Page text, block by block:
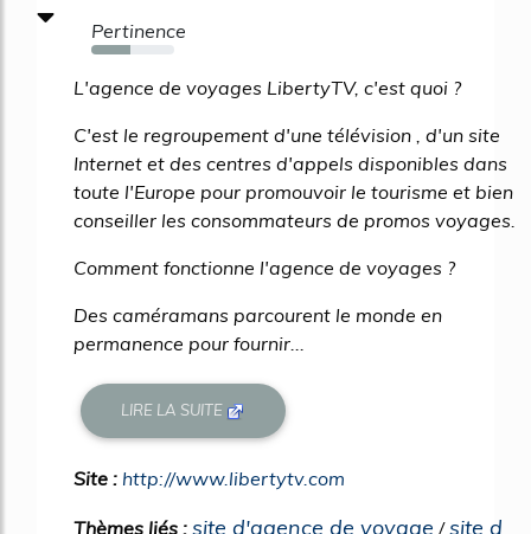
Pertinence
47%
L'agence de voyages LibertyTV, c'est quoi ?
C'est le regroupement d'une télévision , d'un site
Internet et des centres d'appels disponibles dans
toute l'Europe pour promouvoir le tourisme et bien
conseiller les consommateurs de promos voyages.
Comment fonctionne l'agence de voyages ?
Des caméramans parcourent le monde en
permanence pour fournir...
LIRE LA SUITE
Site : http://www.libertytv.com
Thèmes liés : site d'agence de voyage /site d